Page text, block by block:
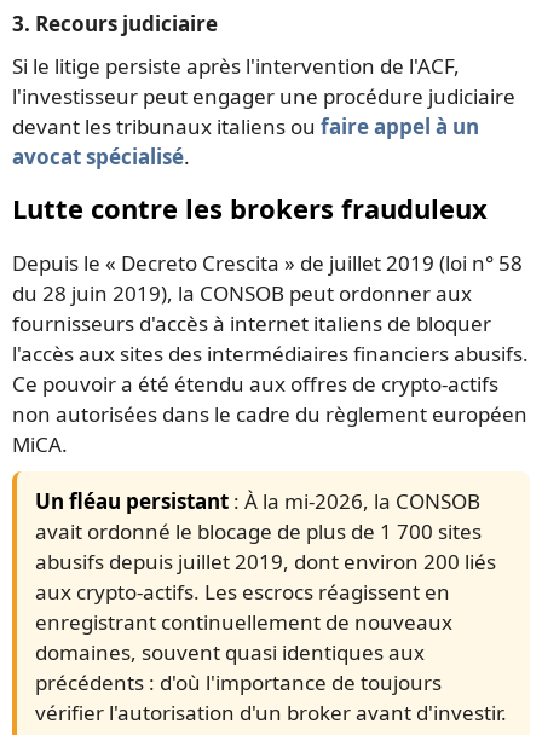
3. Recours judiciaire
Si le litige persiste après l'intervention de l'ACF,
l'investisseur peut engager une procédure judiciaire
devant les tribunaux italiens ou faire appel à un
avocat spécialisé.
Lutte contre les brokers frauduleux
Depuis le « Decreto Crescita » de juillet 2019 (loi n° 58
du 28 juin 2019), la CONSOB peut ordonner aux
fournisseurs d'accès à internet italiens de bloquer
l'accès aux sites des intermédiaires financiers abusifs.
Ce pouvoir a été étendu aux offres de crypto-actifs
non autorisées dans le cadre du règlement européen
MiCA.
Un fléau persistant : À la mi-2026, la CONSOB
avait ordonné le blocage de plus de 1 700 sites
abusifs depuis juillet 2019, dont environ 200 liés
aux crypto-actifs. Les escrocs réagissent en
enregistrant continuellement de nouveaux
domaines, souvent quasi identiques aux
précédents : d'où l'importance de toujours
vérifier l'autorisation d'un broker avant d'investir.